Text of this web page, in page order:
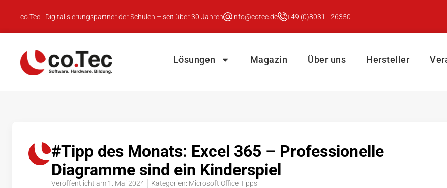
co.Tec - Digitalisierungspartner der Schulen – seit über 30 Jahren info@cotec.de +49 (0)8031 - 26350
Lösungen Magazin Über uns Hersteller
#Tipp des Monats: Excel 365 – Professionelle
Diagramme sind ein Kinderspiel
Veröffentlicht am 1. Mai 2024 Kategorien: Microsoft Office Tipps